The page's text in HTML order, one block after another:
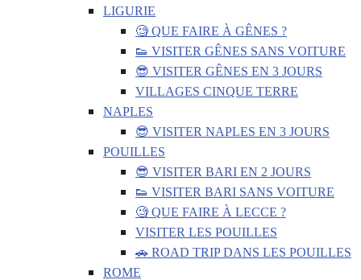
LIGURIE
🧐 QUE FAIRE À GÊNES ?
👟 VISITER GÊNES SANS VOITURE
😎 VISITER GÊNES EN 3 JOURS
VILLAGES CINQUE TERRE
NAPLES
😎 VISITER NAPLES EN 3 JOURS
POUILLES
😎 VISITER BARI EN 2 JOURS
👟 VISITER BARI SANS VOITURE
🧐 QUE FAIRE À LECCE ?
VISITER LES POUILLES
🚗 ROAD TRIP DANS LES POUILLES
ROME